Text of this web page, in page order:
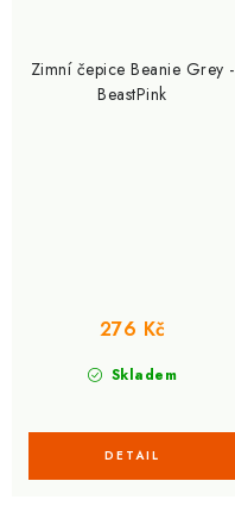
Zimní čepice Beanie Grey -
BeastPink
Skladem
276 Kč